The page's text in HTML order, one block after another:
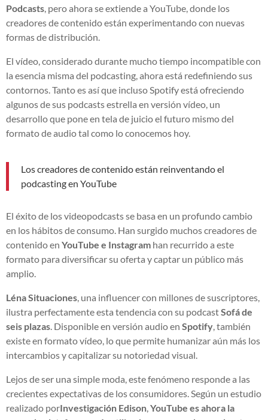
Podcasts , pero ahora se extiende a YouTube, donde los
creadores de contenido están experimentando con nuevas
formas de distribución.
El vídeo, considerado durante mucho tiempo incompatible con
la esencia misma del podcasting, ahora está redefiniendo sus
contornos. Tanto es así que incluso Spotify está ofreciendo
algunos de sus podcasts estrella en versión vídeo, un
desarrollo que pone en tela de juicio el futuro mismo del
formato de audio tal como lo conocemos hoy.
Los creadores de contenido están reinventando el
podcasting en YouTube
El éxito de los videopodcasts se basa en un profundo cambio
en los hábitos de consumo. Han surgido muchos creadores de
contenido en YouTube e Instagram han recurrido a este
formato para diversificar su oferta y captar un público más
amplio.
Léna Situaciones , una influencer con millones de suscriptores,
ilustra perfectamente esta tendencia con su podcastSofá de
seis plazas . Disponible en versión audio en Spotify , también
existe en formato vídeo, lo que permite humanizar aún más los
intercambios y capitalizar su notoriedad visual.
Lejos de ser una simple moda, este fenómeno responde a las
crecientes expectativas de los consumidores. Según un estudio
realizado porInvestigación Edison YouTube es ahora la